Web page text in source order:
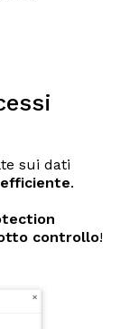
sui dati
efficiente.
controllo!